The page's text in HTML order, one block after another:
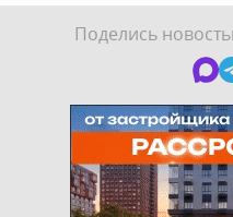
Поделись